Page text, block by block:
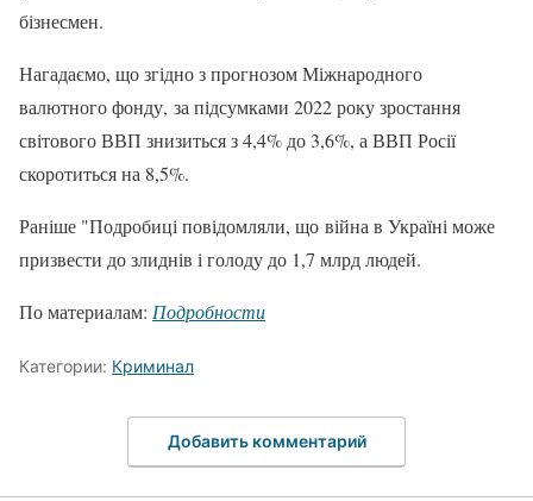
бізнесмен.
Нагадаємо, що згідно з прогнозом Міжнародного
валютного фонду, за підсумками 2022 року зростання
світового ВВП знизиться з 4,4% до 3,6%, а ВВП Росії
скоротиться на 8,5%.
Раніше "Подробиці повідомляли, що війна в Україні може
призвести до злиднів і голоду до 1,7 млрд людей.
По материалам: Подробности
Категории: Криминал
Добавить комментарий